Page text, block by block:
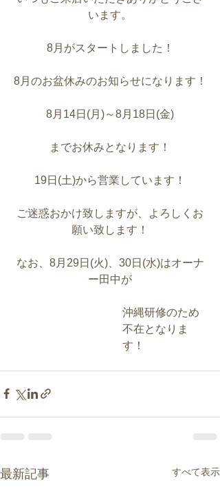
います。
8月がスタートしました！
8月のお盆休みのお知らせになります！
8月14日(月)～8月18日(金)
までお休みとなります！
19日(土)から営業しています！
ご迷惑おかけ致しますが、よろしくお
願い致します！
なお、8月29日(火)、30日(水)はオーナ
ー田中が
沖縄研修のため
不在となりま
す！
最新記事 すべて表示